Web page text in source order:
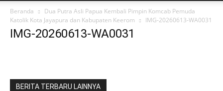
Beranda
Dua Putra Asli Papua Kembali Pimpin Komcab Pemuda
Katolik Kota Jayapura dan Kabupaten Keerom
IMG-20260613-WA0031
IMG-20260613-WA0031
BERITA TERBARU LAINNYA